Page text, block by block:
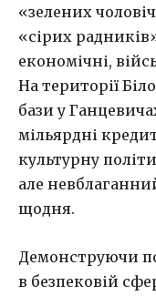
«зелених
«сірих
економічні,
На території
бази у
мільярдні
культурну
але
щодня.
Демонструючи
в безпековій